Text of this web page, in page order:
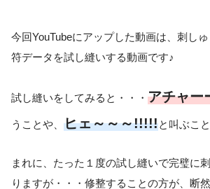
今回YouTubeにアップした動画は、刺し
符データを試し縫いする動画です♪
試し縫いをしてみると・・・ アチャー
うことや、 ヒェ～～～!!!!!と叫ぶこ
まれに、たった１度の試し縫いで完璧に
りますが・・・修整することの方が、断